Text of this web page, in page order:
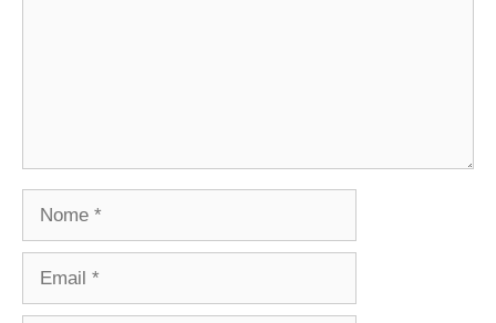
Nome
Email